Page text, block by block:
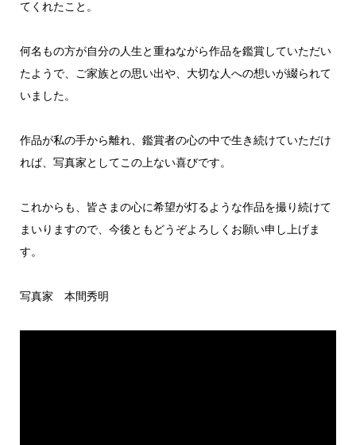
てくれたこと。
何名もの方が自分の人生と重ねながら作品を鑑賞していただい
たようで、ご家族との思い出や、大切な人への想いが綴られて
いました。
作品が私の手から離れ、鑑賞者の心の中で生き続けていただけ
れば、写真家としてこの上ない喜びです。
これからも、皆さまの心に希望が灯るような作品を撮り続けて
まいりますので、今後ともどうぞよろしくお願い申し上げま
す。
写真家 本間秀明